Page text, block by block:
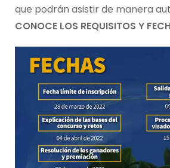
que podrán asistir de manera
CONOCE LOS REQUISITOS Y